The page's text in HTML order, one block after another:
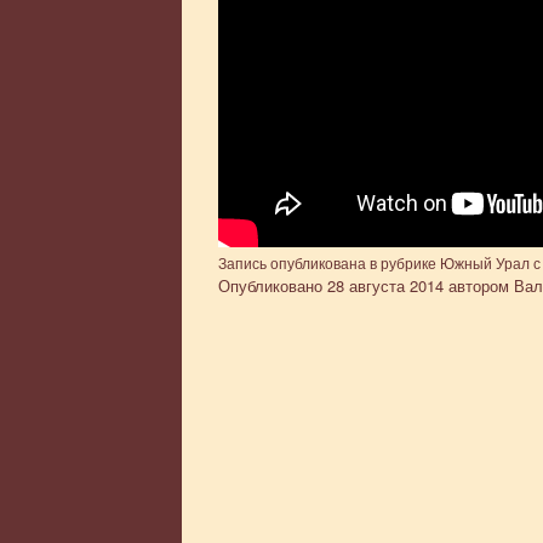
Запись опубликована в рубрике Южный Урал
Опубликовано 28 августа 2014 автором